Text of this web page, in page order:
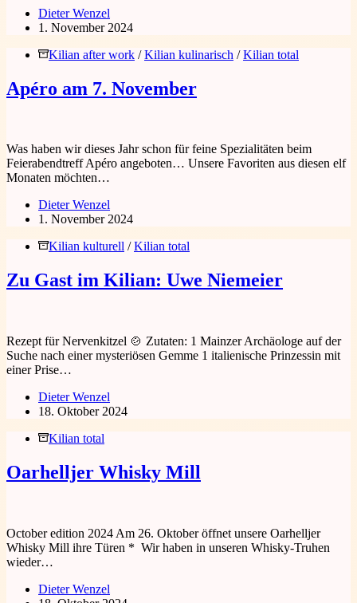
Dieter Wenzel
1. November 2024
Kilian after work /Kilian kulinarisch /Kilian total
Apéro am 7. November
Was haben wir dieses Jahr schon für feine Spezialitäten beim
Feierabendtreff Apéro angeboten… Unsere Favoriten aus diesen elf
Monaten möchten…
Dieter Wenzel
1. November 2024
Kilian kulturell /Kilian total
Zu Gast im Kilian: Uwe Niemeier
Rezept für Nervenkitzel 🍲 Zutaten: 1 Mainzer Archäologe auf der
Suche nach einer mysteriösen Gemme 1 italienische Prinzessin mit
einer Prise…
Dieter Wenzel
18. Oktober 2024
Kilian total
Oarhelljer Whisky Mill
October edition 2024 Am 26. Oktober öffnet unsere Oarhelljer
Whisky Mill ihre Türen * Wir haben in unseren Whisky-Truhen
wieder…
Dieter Wenzel